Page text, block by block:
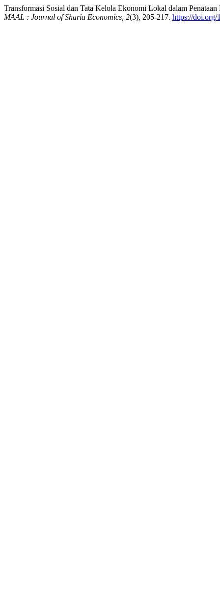
Transformasi Sosial dan Tata Kelola Ekonomi Lokal dalam
MAAL : Journal of Sharia Economics, 2(3), 205-217. https://doi.org/